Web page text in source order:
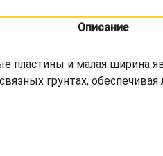
Описание
пластины и малая ширина
грунтах, обеспечивая